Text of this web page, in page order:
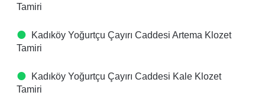
Tamiri
Kadıköy Yoğurtçu Çayırı Caddesi Artema Klozet
Tamiri
Kadıköy Yoğurtçu Çayırı Caddesi Kale Klozet
Tamiri